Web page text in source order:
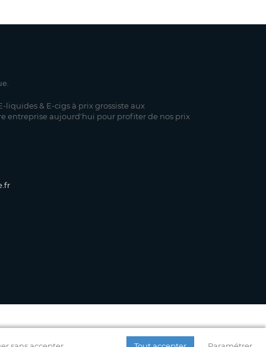
& E-cigs à prix grossiste aux
entreprise aujourd'hui pour profiter de nos prix